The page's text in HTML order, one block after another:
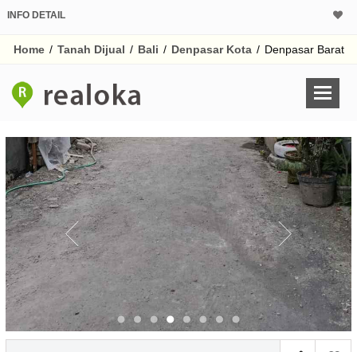
INFO DETAIL
Home / Tanah Dijual / Bali / Denpasar Kota / Denpasar Barat
Untuk hasil simulasi
pada kotak-
Simpan